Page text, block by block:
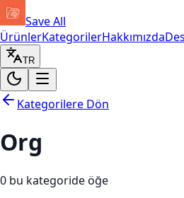
Save All
ÜrünlerKategorilerHakkımızda
TR
Kategorilere Dön
Org
0 bu kategoride öğe